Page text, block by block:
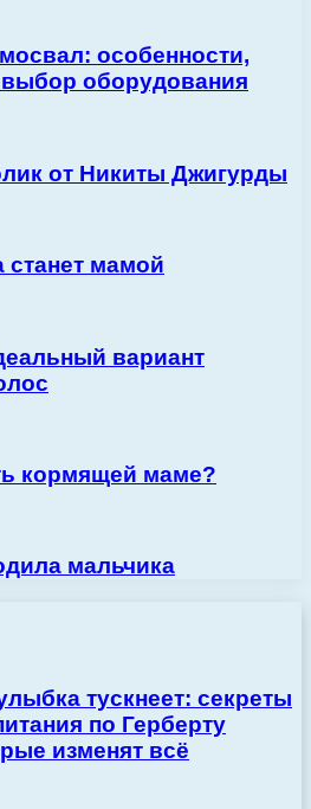
особенности,
оборудования
от Никиты Джигурды
станет мамой
вариант
кормящей маме?
мальчика
тускнеет: секреты
по Герберту
изменят всё